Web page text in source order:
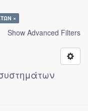
×
Show Advanced Filters